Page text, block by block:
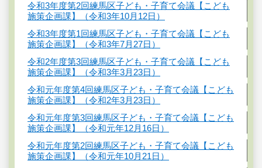
令和3年度第2回練馬区子ども・子育て会議【こども
施策企画課】（令和3年10月12日）
令和3年度第1回練馬区子ども・子育て会議【こども
施策企画課】（令和3年7月27日）
令和2年度第3回練馬区子ども・子育て会議【こども
施策企画課】（令和3年3月23日）
令和元年度第4回練馬区子ども・子育て会議【こども
施策企画課】（令和2年3月23日）
令和元年度第3回練馬区子ども・子育て会議【こども
施策企画課】（令和元年12月16日）
令和元年度第2回練馬区子ども・子育て会議【こども
施策企画課】（令和元年10月21日）